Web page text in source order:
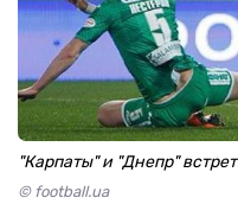
"Карпаты" и "Днепр"
© football.ua